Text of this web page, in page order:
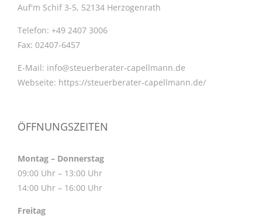
Auf'm Schif 3-5, 52134 Herzogenrath
Telefon: +49 2407 3006
Fax: 02407-6457
E-Mail: info@steuerberater-capellmann.de
Webseite: https://steuerberater-capellmann.de/
ÖFFNUNGSZEITEN
Montag – Donnerstag
09:00 Uhr – 13:00 Uhr
14:00 Uhr – 16:00 Uhr
Freitag